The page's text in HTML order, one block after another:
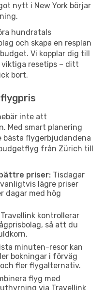
nytt i New York börjar
hundratals
och skapa en resplan
Vi kopplar dig till
resetips – ditt
bort.
inte att
Med smart planering
bästa flygerbjudandena
från Zürich till
priser: Tisdagar
lägre priser
dagar med hög
Travellink kontrollerar
så att du
minuten-resor kan
bokningar i förväg
fler flygalternativ.
flyg med
via Travellink